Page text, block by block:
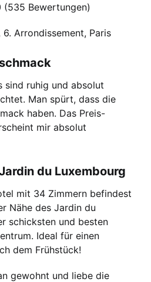
(535 Bewertungen)
Arrondissement, Paris
sind ruhig und absolut
Man spürt, dass die
haben. Das Preis-
mir absolut
du Luxembourg
mit 34 Zimmern befindest
Nähe des Jardin du
schicksten und besten
Ideal für einen
dem Frühstück!
gewohnt und liebe die